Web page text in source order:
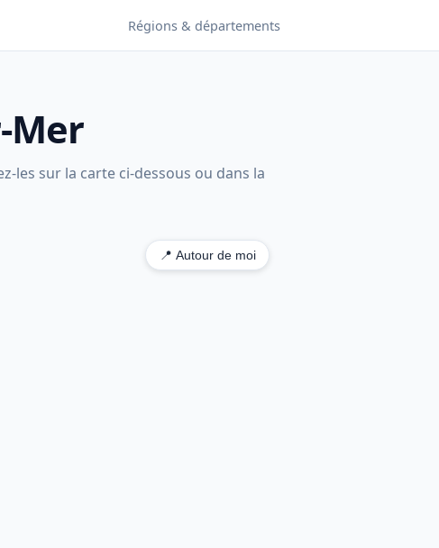
Régions & départements
Mer
les sur la carte ci-dessous ou dans la
📍 Autour de moi